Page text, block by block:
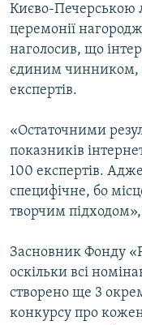
Києво-Печерською
церемонії
наголосив, що
єдиним чинником,
експертів.
«Остаточними
показників
100 експертів.
специфічне, бо
творчим
Засновник Фонду
оскільки всі
створено ще 3
конкурсу про кожен